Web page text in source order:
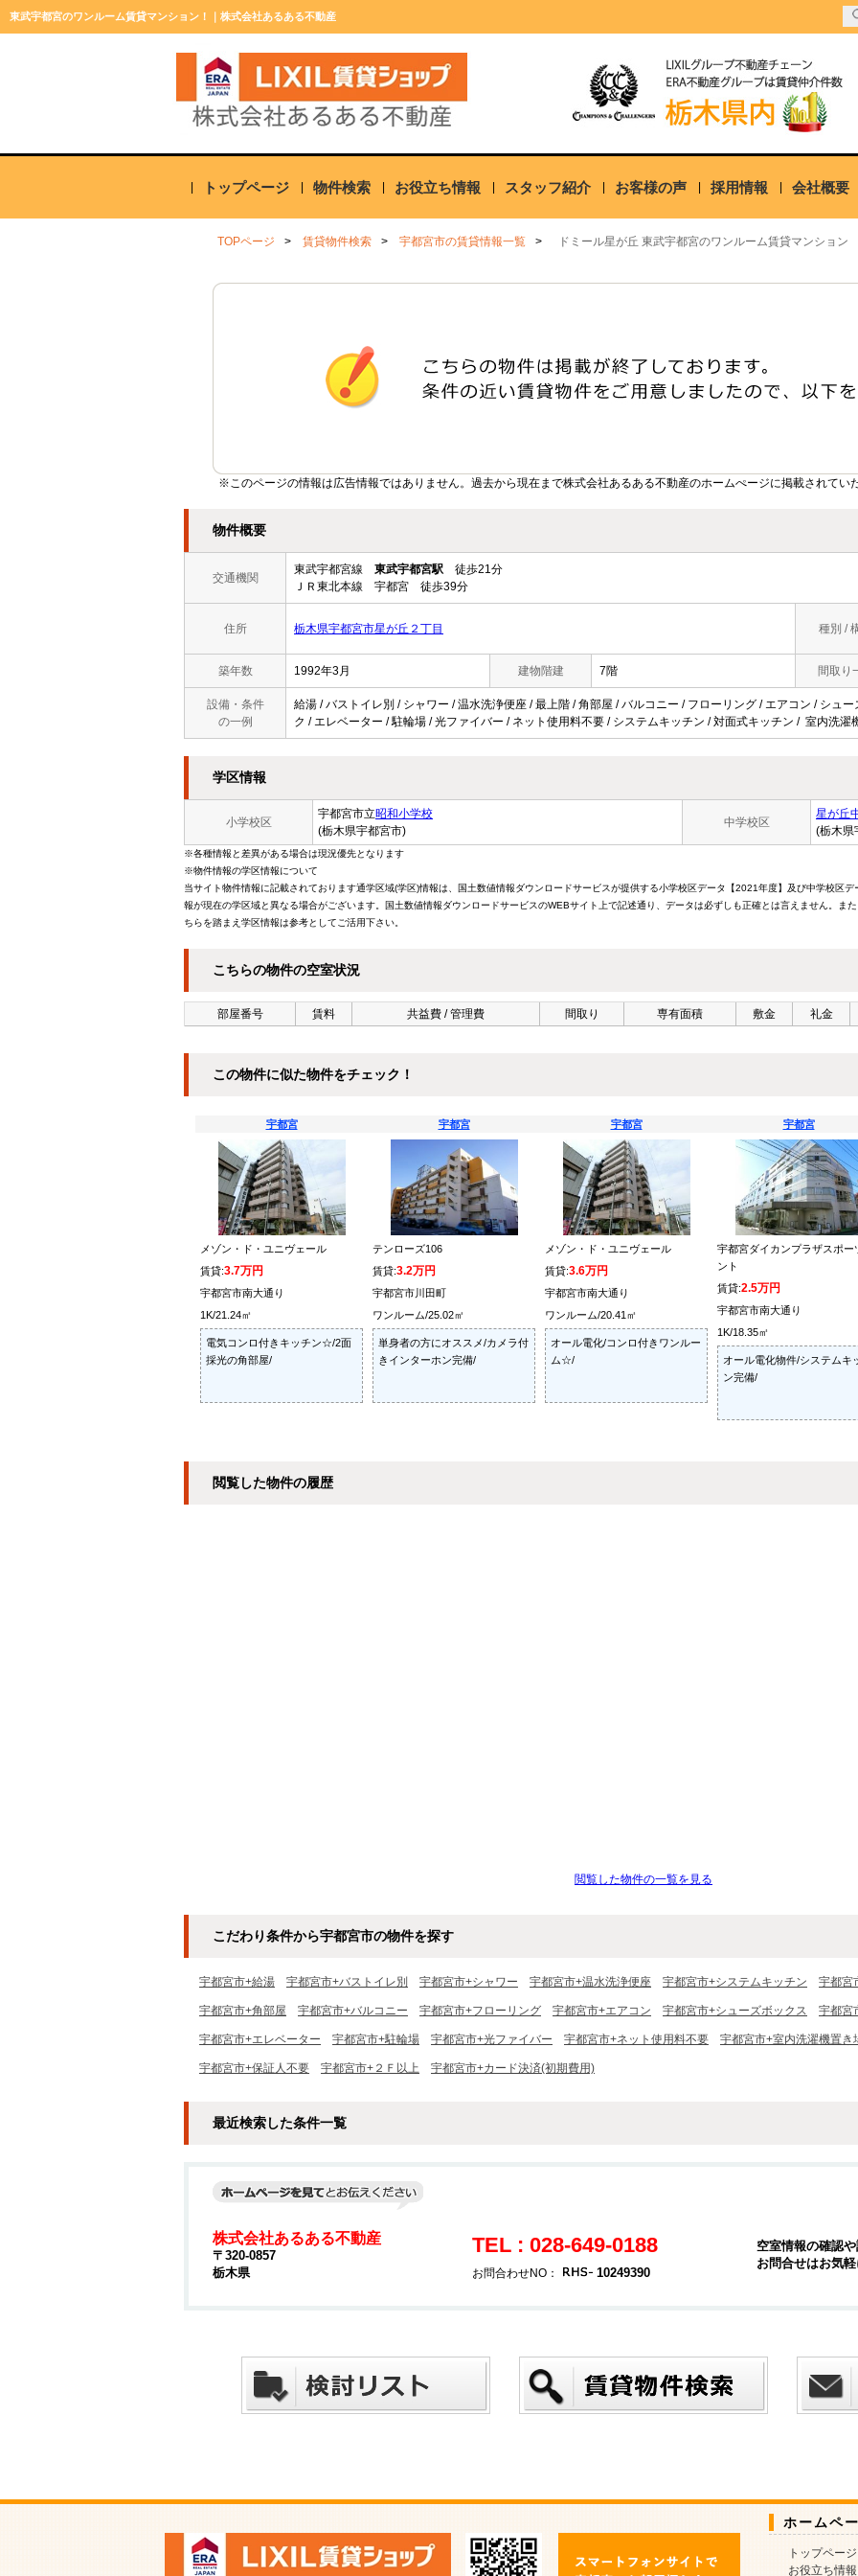
東武宇都宮のワンルーム賃貸マンション！｜株式会社あるある不動産
トップページ 物件検索 お役立ち情報 スタッフ紹介 お客様の声 採用情報 会社概要
TOPページ 賃貸物件検索 宇都宮市の賃貸情報一覧 ドミール星が丘 東武宇都宮のワンルーム賃貸マンション
※このページの情報は広告情報ではありません。過去から現在まで株式会社あるある不動産のホームぺージに掲載されてい
物件概要
交通機関
東武宇都宮線 東武宇都宮駅 徒歩21分
ＪＲ東北本線 宇都宮 徒歩39分
住所 栃木県宇都宮市星が丘２丁目 種別 /
築年数 1992年3月 建物階建 7階 間取り
設備・条件
の一例
給湯 / バストイレ別 / シャワー / 温水洗浄便座 / 最上階 / 角部屋 / バルコニー / フローリング / エアコン / シュ
ク / エレベーター / 駐輪場 / 光ファイバー / ネット使用料不要 / システムキッチン / 対面式キッチン / 室内洗濯
学区情報
小学校区
宇都宮市立昭和小学校
(栃木県宇都宮市)
中学校区
星が丘
(栃木県
※各種情報と差異がある場合は現況優先となります
※物件情報の学区情報について
当サイト物件情報に記載されております通学区域(学区)情報は、国土数値情報ダウンロードサービスが提供する小学校区データ【2021年度】及び中学校区
報が現在の学区域と異なる場合がございます。国土数値情報ダウンロードサービスのWEBサイト上で記述通り、データは必ずしも正確とは言えません。ま
ちらを踏まえ学区情報は参考としてご活用下さい。
こちらの物件の空室状況
部屋番号 賃料 共益費 / 管理費 間取り 専有面積 敷金 礼金
この物件に似た物件をチェック！
宇都宮
メゾン・ド・ユニヴェール
賃貸:3.7万円
宇都宮市南大通り
1K/21.24㎡
電気コンロ付きキッチン☆/2面
採光の角部屋/
宇都宮
テンローズ106
賃貸:3.2万円
宇都宮市川田町
ワンルーム/25.02㎡
単身者の方にオススメ/カメラ付
きインターホン完備/
宇都宮
メゾン・ド・ユニヴェール
賃貸:3.6万円
宇都宮市南大通り
ワンルーム/20.41㎡
オール電化/コンロ付きワンルー
ム☆/
宇都宮
宇都宮ダイカンプラザスポー
ント
賃貸:2.5万円
宇都宮市南大通り
1K/18.35㎡
オール電化物件/システムキ
ン完備/
閲覧した物件の履歴
閲覧した物件の一覧を見る
こだわり条件から宇都宮市の物件を探す
宇都宮市+給湯 宇都宮市+バストイレ別 宇都宮市+シャワー 宇都宮市+温水洗浄便座 宇都宮市+システムキッチン 宇都宮
宇都宮市+角部屋 宇都宮市+バルコニー 宇都宮市+フローリング 宇都宮市+エアコン 宇都宮市+シューズボックス 宇都宮
宇都宮市+エレベーター 宇都宮市+駐輪場 宇都宮市+光ファイバー 宇都宮市+ネット使用料不要 宇都宮市+室内洗濯機置き
宇都宮市+保証人不要 宇都宮市+２Ｆ以上 宇都宮市+カード決済(初期費用)
最近検索した条件一覧
株式会社あるある不動産
〒320-0857
栃木県
TEL : 028-649-0188
お問合わせNO： 10249390
空室情報の確認
お問合せはお気
ホームペ
トップページ
お役立ち情報